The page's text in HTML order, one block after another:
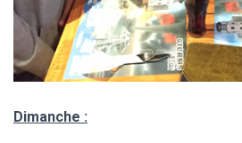
Dimanche :